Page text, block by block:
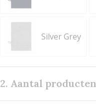
Silver Grey
2. Aantal producten